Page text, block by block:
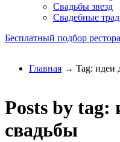
Свадьбы звезд
Свадебные
Бесплатный подбор
Главная → Tag: идеи
Posts by tag:
свадьбы